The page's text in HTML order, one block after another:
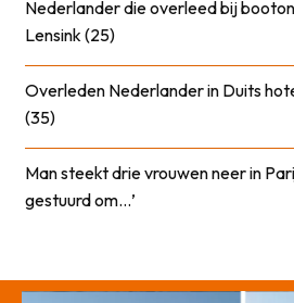
Nederlander die overleed bij
Lensink (25)
Overleden Nederlander in Duits
(35)
Man steekt drie vrouwen neer in
gestuurd om…’